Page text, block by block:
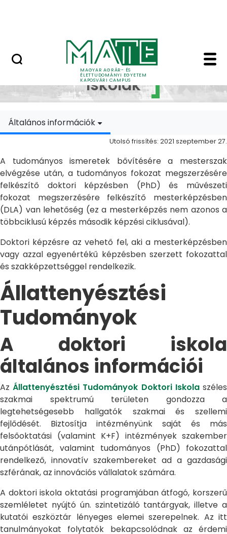
MAGYAR AGRÁR- ÉS
ÉLETTUDOMÁNYI EGYETEM
KAPOSVÁRI CAMPUS
Doktori Iskolák -
Doktori
Iskolák
Általános információk
Utolsó frissítés: 2021 szeptember 27.
A tudományos ismeretek bővítésére a mesterszak
elvégzése után, a tudományos fokozat megszerzésére
felkészítő doktori képzésben (PhD) és művészeti
fokozat megszerzésére felkészítő mesterképzésben
(DLA) van lehetőség (ez a mesterképzés nem azonos a
többciklusú képzés második képzési ciklusával).
Doktori képzésre az vehető fel, aki a mesterképzésben
vagy azzal egyenértékű képzésben szerzett fokozattal
és szakképzettséggel rendelkezik.
Állattenyésztési
Tudományok
A doktori iskola
általános információi
AzÁllattenyésztési Tudományok Doktori Iskolaszéles
szakmai spektrumú területen gondozza a
legtehetségesebb hallgatók szakmai és szellemi
fejlődését. Biztosítja intézményünk saját és más
felsőoktatási (valamint K+F) intézmények szakember
utánpótlását, valamint tudományos (PhD) fokozattal
rendelkező, innovatív szakembereket ad a gazdasági
szférának, az innovációs vállalatok számára.
A doktori iskola oktatási programjában átfogó, korszerű
szemléletet nyújtó ún. szintetizáló tantárgyak, illetve a
kutatói eszköztár lényeges elemei szerepelnek. Az itt
tanulmányokat folytatók bekapcsolódnak az érdemi